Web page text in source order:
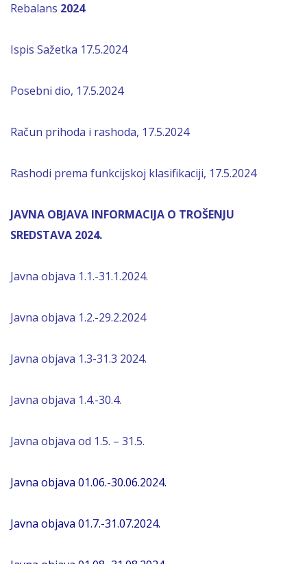
Rebalans 2024
Ispis Sažetka 17.5.2024
Posebni dio, 17.5.2024
Račun prihoda i rashoda, 17.5.2024
Rashodi prema funkcijskoj klasifikaciji, 17.5.2024
JAVNA OBJAVA INFORMACIJA O TROŠENJU
SREDSTAVA 2024.
Javna objava 1.1.-31.1.2024.
Javna objava 1.2.-29.2.2024
Javna objava 1.3-31.3 2024.
Javna objava 1.4.-30.4.
Javna objava od 1.5. – 31.5.
Javna objava 01.06.-30.06.2024.
Javna objava 01.7.-31.07.2024.